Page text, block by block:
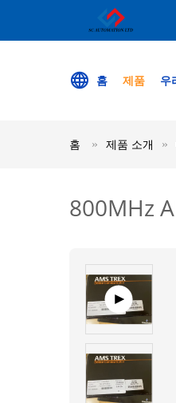
홈 제품 우
홈 제품 소개
800MHz